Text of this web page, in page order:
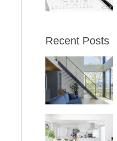
Recent Posts